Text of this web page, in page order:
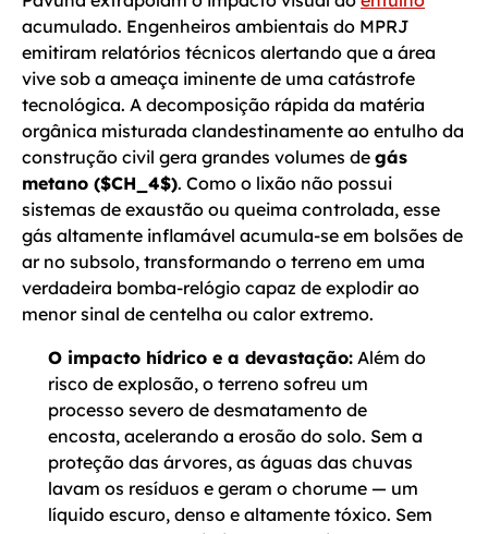
acumulado. Engenheiros ambientais do MPRJ
emitiram relatórios técnicos alertando que a área
vive sob a ameaça iminente de uma catástrofe
tecnológica. A decomposição rápida da matéria
orgânica misturada clandestinamente ao entulho da
construção civil gera grandes volumes de gás
metano ($CH_4$). Como o lixão não possui
sistemas de exaustão ou queima controlada, esse
gás altamente inflamável acumula-se em bolsões de
ar no subsolo, transformando o terreno em uma
verdadeira bomba-relógio capaz de explodir ao
menor sinal de centelha ou calor extremo.
O impacto hídrico e a devastação: Além do
risco de explosão, o terreno sofreu um
processo severo de desmatamento de
encosta, acelerando a erosão do solo. Sem a
proteção das árvores, as águas das chuvas
lavam os resíduos e geram o chorume — um
líquido escuro, denso e altamente tóxico. Sem